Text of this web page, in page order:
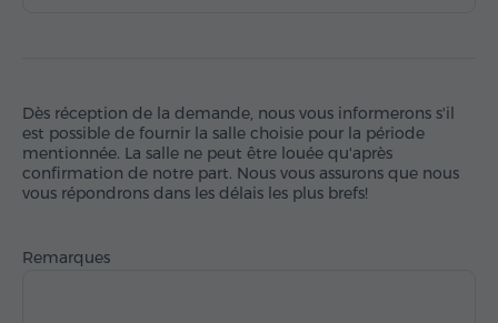
Dès réception de la demande, nous vous informerons s'il
est possible de fournir la salle choisie pour la période
mentionnée. La salle ne peut être louée qu'après
confirmation de notre part. Nous vous assurons que nous
vous répondrons dans les délais les plus brefs!
Remarques